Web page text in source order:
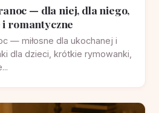
— dla niej, dla niego,
romantyczne
— miłosne dla ukochanej i
dla dzieci, krótkie rymowanki,